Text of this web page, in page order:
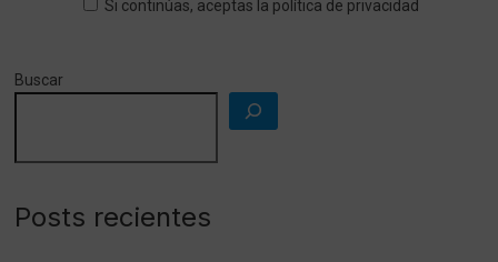
Si continúas, aceptas la política de privacidad
Buscar
Posts recientes